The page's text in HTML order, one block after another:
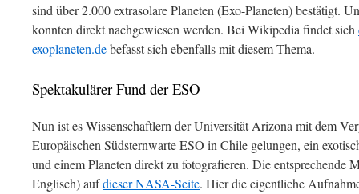
sind über 2.000 extrasolare Planeten (Exo-Planeten) bestätigt.
konnten direkt nachgewiesen werden. Bei Wikipedia findet sich
exoplaneten.debefasst sich ebenfalls mit diesem Thema.
Spektakulärer Fund der ESO
Nun ist es Wissenschaftlern der Universität Arizona mit dem
Europäischen Südsternwarte ESO in Chile gelungen, ein
und einem Planeten direkt zu fotografieren. Die entsprechende
Englisch) aufdieser NASA-Seite. Hier die eigentliche